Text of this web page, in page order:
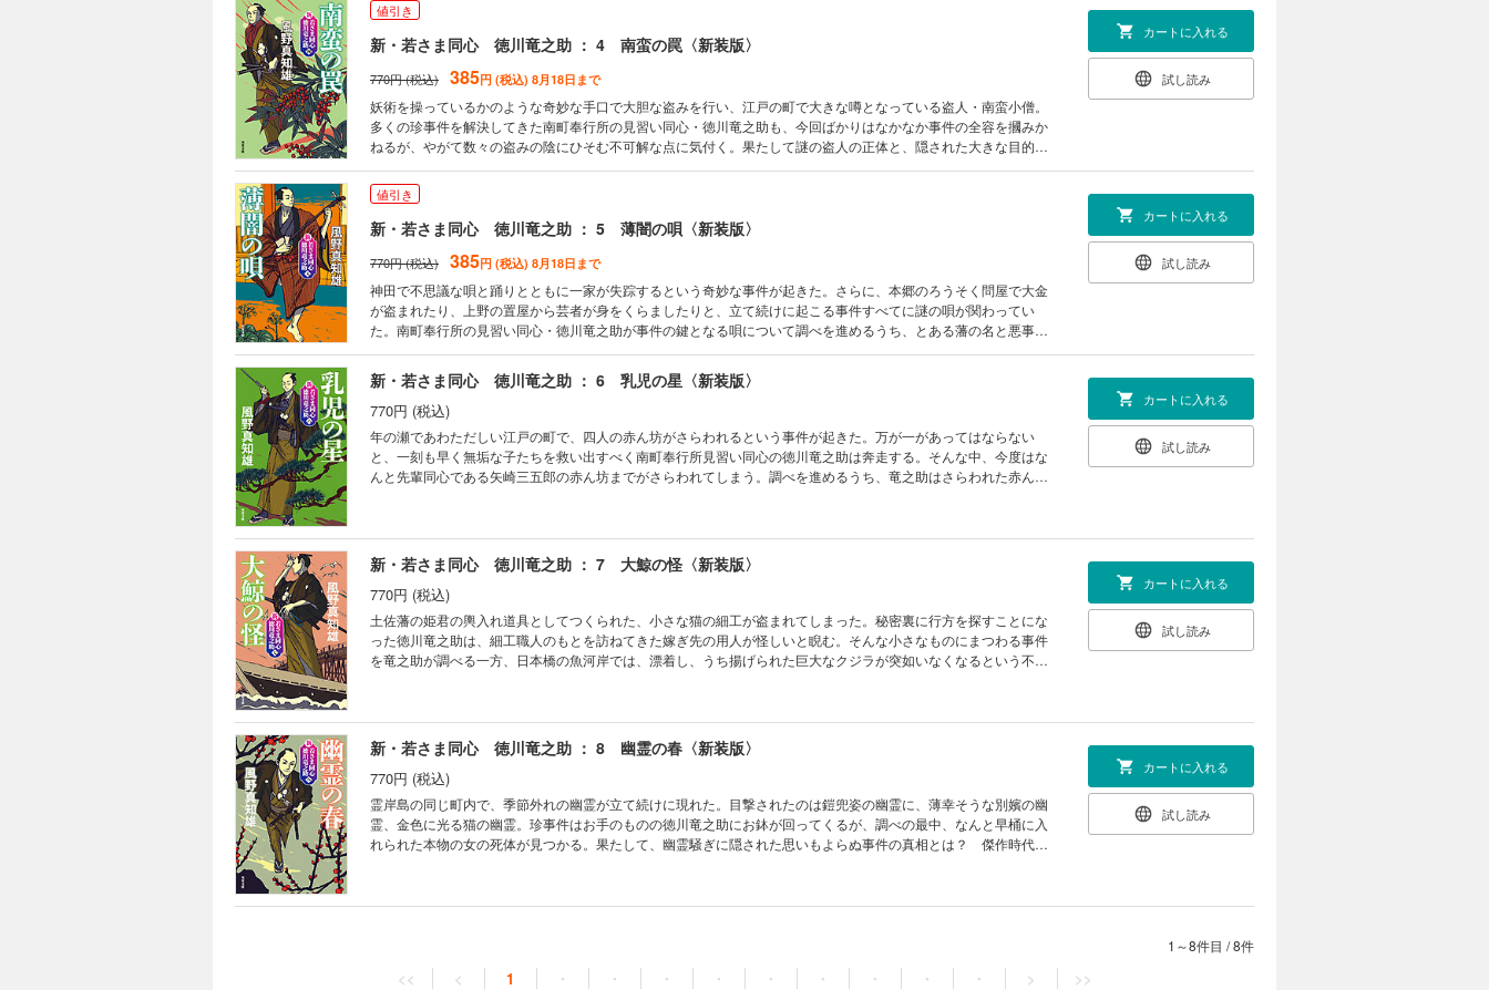
値引き
新・若さま同心 徳川竜之助 ： 4 南蛮の罠〈新装版〉
770円 (税込) 385円 (税込) 8月18日まで
妖術を操っているかのような奇妙な手口で大胆な盗みを行い、江戸の町で大きな噂となっている盗人・南蛮小僧。
多くの珍事件を解決してきた南町奉行所の見習い同心・徳川竜之助も、今回ばかりはなかなか事件の全容を摑みか
ねるが、やがて数々の盗みの陰にひそむ不可解な点に気付く。果たして謎の盗人の正体と、隠された大きな目的と
カートに入れる
試し読み
値引き
新・若さま同心 徳川竜之助 ： 5 薄闇の唄〈新装版〉
770円 (税込) 385円 (税込) 8月18日まで
神田で不思議な唄と踊りとともに一家が失踪するという奇妙な事件が起きた。さらに、本郷のろうそく問屋で大金
が盗まれたり、上野の置屋から芸者が身をくらましたりと、立て続けに起こる事件すべてに謎の唄が関わってい
た。南町奉行所の見習い同心・徳川竜之助が事件の鍵となる唄について調べを進めるうち、とある藩の名と悪事の
カートに入れる
試し読み
新・若さま同心 徳川竜之助 ： 6 乳児の星〈新装版〉
770円 (税込)
年の瀬であわただしい江戸の町で、四人の赤ん坊がさらわれるという事件が起きた。万が一があってはならない
と、一刻も早く無垢な子たちを救い出すべく南町奉行所見習い同心の徳川竜之助は奔走する。そんな中、今度はな
んと先輩同心である矢崎三五郎の赤ん坊までがさらわれてしまう。調べを進めるうち、竜之助はさらわれた赤ん坊
カートに入れる
試し読み
新・若さま同心 徳川竜之助 ： 7 大鯨の怪〈新装版〉
770円 (税込)
土佐藩の姫君の輿入れ道具としてつくられた、小さな猫の細工が盗まれてしまった。秘密裏に行方を探すことにな
った徳川竜之助は、細工職人のもとを訪ねてきた嫁ぎ先の用人が怪しいと睨む。そんな小さなものにまつわる事件
を竜之助が調べる一方、日本橋の魚河岸では、漂着し、うち揚げられた巨大なクジラが突如いなくなるという不可
カートに入れる
試し読み
新・若さま同心 徳川竜之助 ： 8 幽霊の春〈新装版〉
770円 (税込)
霊岸島の同じ町内で、季節外れの幽霊が立て続けに現れた。目撃されたのは鎧兜姿の幽霊に、薄幸そうな別嬪の幽
霊、金色に光る猫の幽霊。珍事件はお手のものの徳川竜之助にお鉢が回ってくるが、調べの最中、なんと早桶に入
れられた本物の女の死体が見つかる。果たして、幽霊騒ぎに隠された思いもよらぬ事件の真相とは？ 傑作時代小
カートに入れる
試し読み
1～8件目 /8件
<< < 1 ・ ・ ・ ・ ・ ・ ・ ・ ・ > >>